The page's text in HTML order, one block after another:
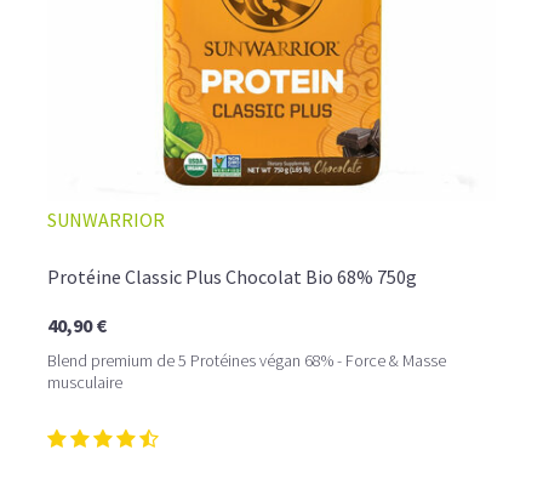
SUNWARRIOR
Protéine Classic Plus Chocolat Bio 68% 750g
40,90 €
Blend premium de 5 Protéines végan 68% - Force & Masse
musculaire